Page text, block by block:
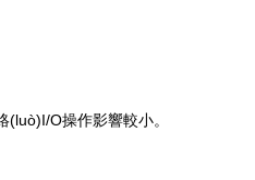
O操作影響較小。